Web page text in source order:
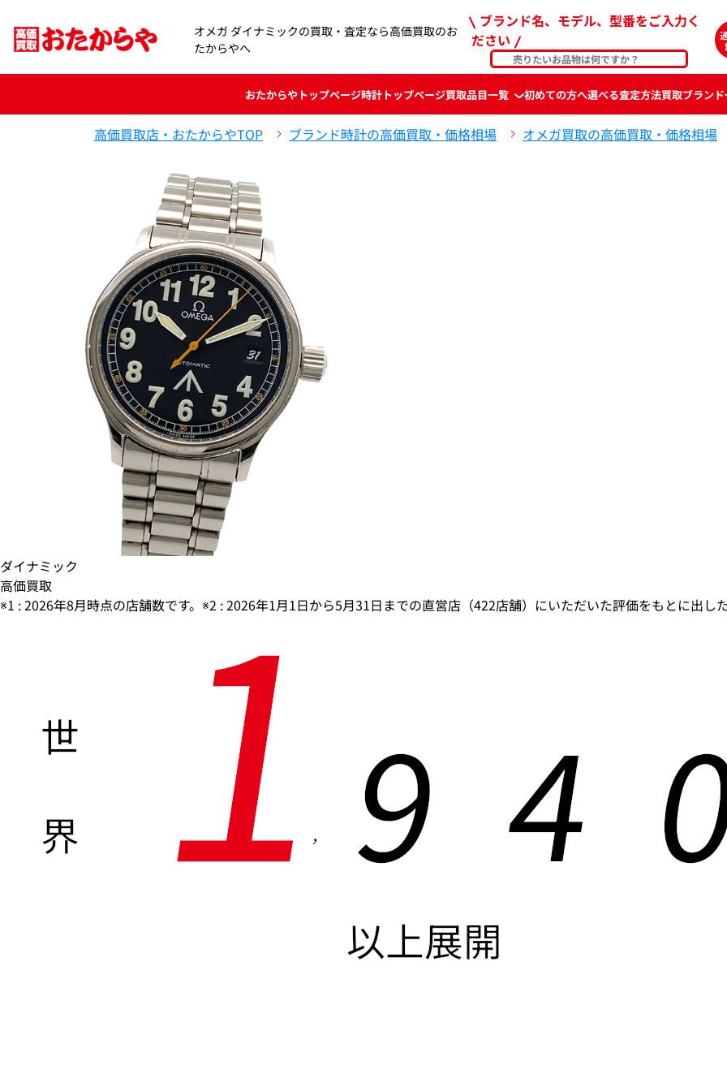
オメガ ダイナミックの買取・査定なら高価買取のお
たからやへ
ブランド名、モデル、型番をご入力く
ださい
おたからやトップページ時計トップページ買取品目一覧 初めての方へ選べる査定方法買取ブラン
高価買取店・おたからやTOP ブランド時計の高価買取・価格相場 オメガ買取の高価買取・価格相場
ダイナミック
高価買取
※1 : 2026年8月時点の店舗数です。※2 : 2026年1月1日から5月31日までの直営店（422店舗）にいただいた評価をもとに出した
以上展開
世
界 1
, 9 4